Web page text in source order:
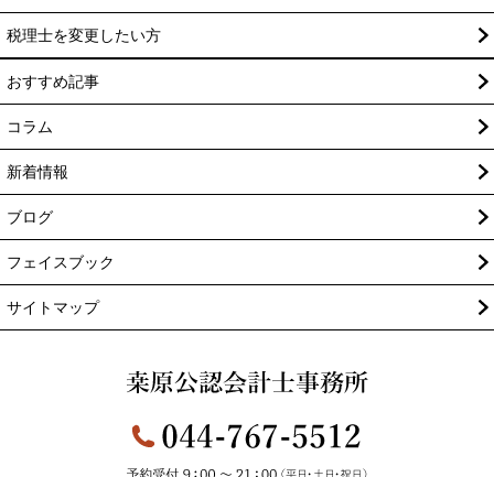
税理士を変更したい方
おすすめ記事
コラム
新着情報
ブログ
フェイスブック
サイトマップ